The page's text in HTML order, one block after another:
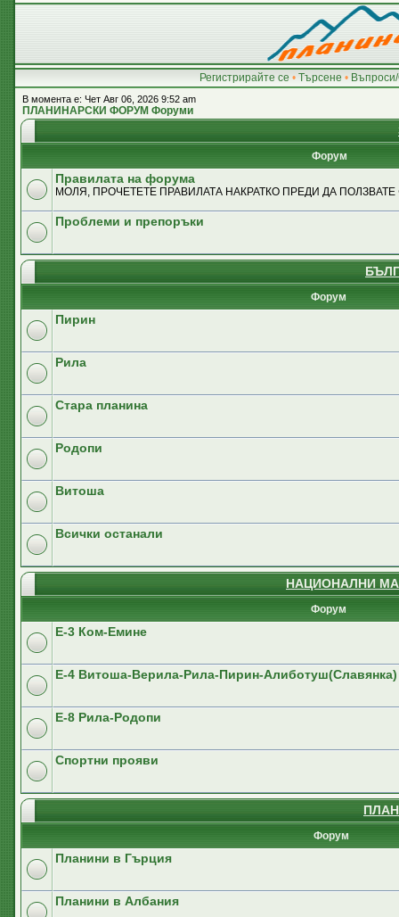
Регистрирайте се • Търсене •
В момента е: Чет Авг 06, 2026 9:52 am
ПЛАНИНАРСКИ ФОРУМ Форуми
Форум
Правилата на форума
МОЛЯ, ПРОЧЕТЕТЕ ПРАВИЛАТА НАКРАТКО ПРЕДИ ДА
Проблеми и препоръки
Форум
Пирин
Рила
Стара планина
Родопи
Витоша
Всички останали
НАЦИОНАЛНИ
Форум
E-3 Ком-Емине
Е-4 Витоша-Верила-Рила-Пирин-Алиботуш(Славянка)
E-8 Рила-Родопи
Спортни прояви
Форум
Планини в Гърция
Планини в Албания